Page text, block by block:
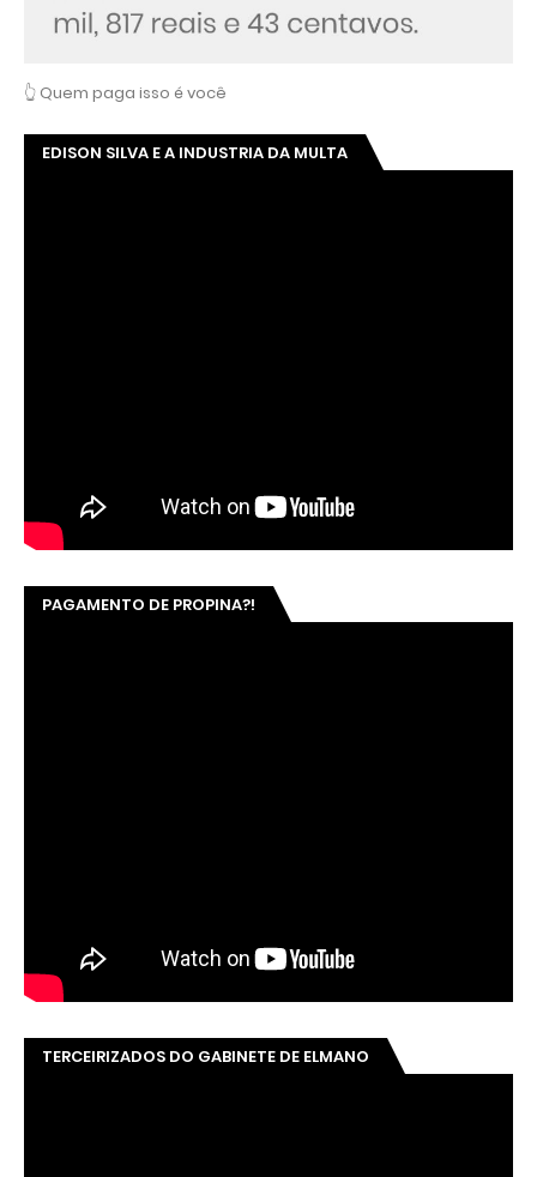
👆 Quem paga isso é você
EDISON SILVA E A INDUSTRIA DA MULTA
PAGAMENTO DE PROPINA?!
TERCEIRIZADOS DO GABINETE DE ELMANO